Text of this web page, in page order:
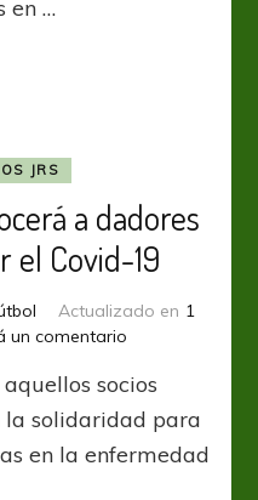
el
cuerpo
técnico
en …
JRS
a dadores
el Covid-19
Actualizado en 1
un comentario
reconocerá
a
dadores
de
socios
la solidaridad para
en la enfermedad